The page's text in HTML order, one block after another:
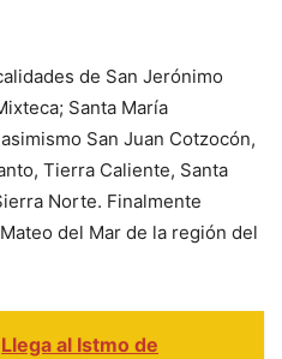
de San Jerónimo
Santa María
San Juan Cotzocón,
Tierra Caliente, Santa
Norte. Finalmente
del Mar de la región del
Llega al Istmo de